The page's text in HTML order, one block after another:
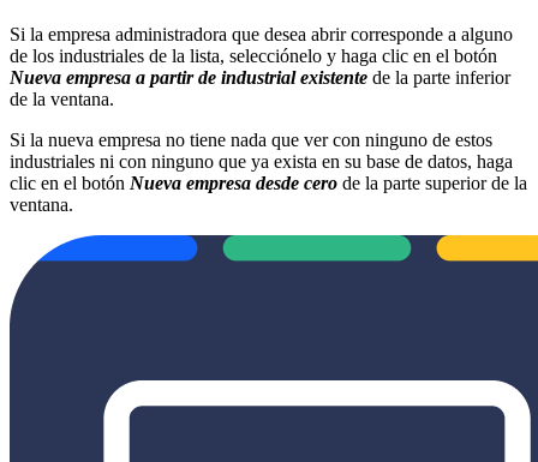
Si la empresa administradora que desea abrir corresponde a alguno
de los industriales de la lista, selecciónelo y haga clic en el botón
Nueva empresa a partir de industrial existente de la parte inferior
de la ventana.
Si la nueva empresa no tiene nada que ver con ninguno de estos
industriales ni con ninguno que ya exista en su base de datos, haga
clic en el botón Nueva empresa desde cero de la parte superior de la
ventana.